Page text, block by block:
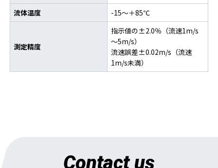
流体温度
-15～＋85℃
測定精度
指示値の±2.0％（流速1m/s
～5m/s）
流速誤差±0.02m/s（流速
1m/s未満）
Contact us